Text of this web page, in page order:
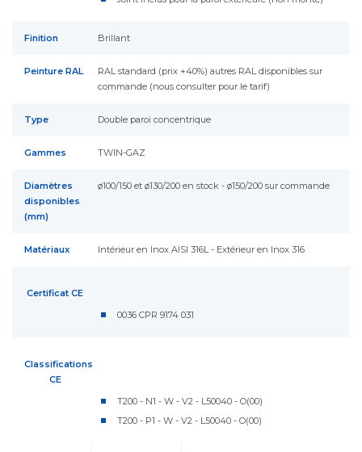
Finition Brillant
Peinture RAL
RAL standard (prix +40%) autres RAL disponibles sur
commande (nous consulter pour le tarif)
Type Double paroi concentrique
Gammes TWIN-GAZ
Diamètres
disponibles
(mm)
ø100/150 et ø130/200 en stock - ø150/200 sur commande
Matériaux Intérieur en Inox AISI 316L - Extérieur en Inox 316
Certificat CE
0036 CPR 9174 031
Classifications
CE
T200 - N1 - W - V2 - L50040 - O(00)
T200 - P1 - W - V2 - L50040 - O(00)